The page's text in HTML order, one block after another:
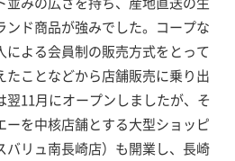
ド商品が強みでした。コープな
による会員制の販売方式をとって
たことなどから店舗販売に乗り出
翌11月にオープンしましたが、そ
ーを中核店舗とする大型ショッピ
バリュ南長崎店）も開業し、長崎